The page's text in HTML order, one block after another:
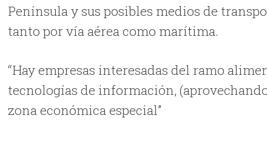
Península y sus posibles medios de
tanto por vía aérea como marítima.
“Hay empresas interesadas del ramo
tecnologías de información,
zona económica especial”